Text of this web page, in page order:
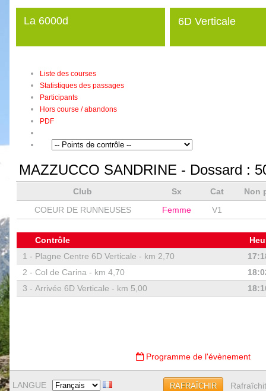
La 6000d 6D Verticale
Liste des courses
Statistiques des passages
Participants
Hors course / abandons
PDF
MAZZUCCO SANDRINE - Dossard :
Club Sx Cat
Non
COEUR DE RUNNEUSES
Femme V1
Contrôle
1 - Plagne Centre 6D Verticale - km 2,70
2 - Col de Carina - km 4,70
3 - Arrivée 6D Verticale - km 5,00
Programme de l'évènement
LANGUE RAFRAÎCHIR